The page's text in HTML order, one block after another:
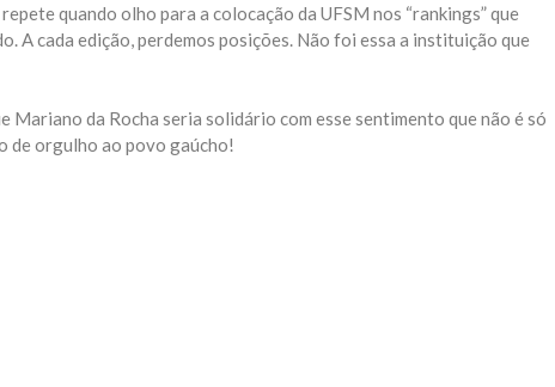
quando olho para a colocação da UFSM nos “rankings” que
A cada edição, perdemos posições. Não foi essa a instituição que
Mariano da Rocha seria solidário com esse sentimento que não é só
de orgulho ao povo gaúcho!